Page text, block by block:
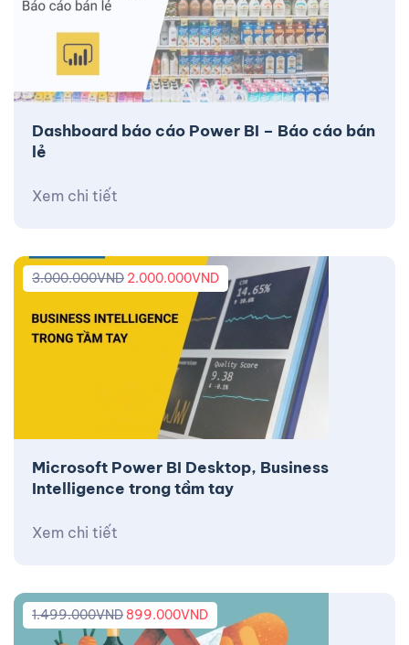
Dashboard báo cáo Power BI – Báo cáo bán
lẻ
Xem chi tiết
Microsoft Power BI Desktop, Business
Intelligence trong tầm tay
3.000.000VND 2.000.000VND
Xem chi tiết
1.499.000VND 899.000VND